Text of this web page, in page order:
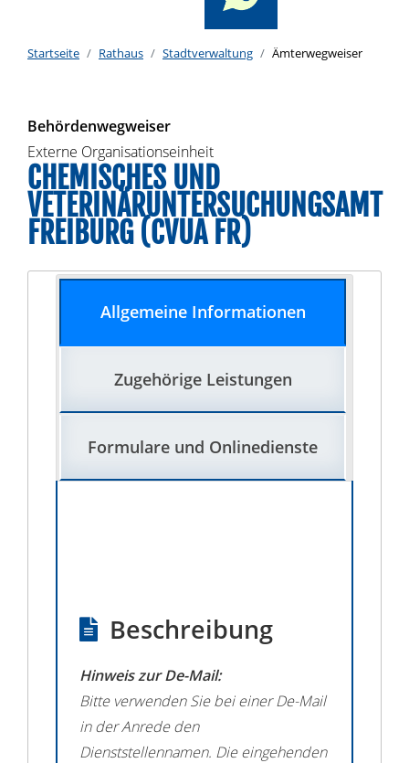
Startseite Rathaus Stadtverwaltung Ämterwegweiser
Behördenwegweiser
Externe Organisationseinheit
CHEMISCHES UND
VETERINÄRUNTERSUCHUNGSAMT
FREIBURG (CVUA FR)
Allgemeine Informationen
Zugehörige Leistungen
Formulare und Onlinedienste
Beschreibung
Hinweis zur De-Mail:
Bitte verwenden Sie bei einer De-Mail
in der Anrede den
Dienststellennamen. Die eingehenden